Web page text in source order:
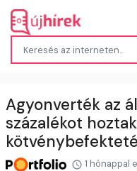
Agyonverték az
százalékot
1 hónappal